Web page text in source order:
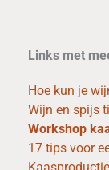
Links met
Hoe kun je
Wijn en spijs
Workshop
17 tips voor